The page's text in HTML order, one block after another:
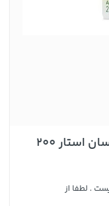
آبمیوه سیب و موز کلاسیک سان استار 200
. لطفا از